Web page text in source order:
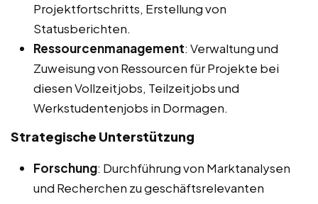
Projektfortschritts, Erstellung von
Statusberichten.
Ressourcenmanagement: Verwaltung und
Zuweisung von Ressourcen für Projekte bei
diesen Vollzeitjobs, Teilzeitjobs und
Werkstudentenjobs in Dormagen.
Strategische Unterstützung
Forschung: Durchführung von Marktanalysen
und Recherchen zu geschäftsrelevanten